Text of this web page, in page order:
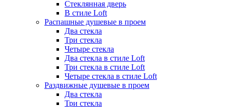
Стеклянная дверь
В стиле Loft
Распашные душевые в проем
Два стекла
Три стекла
Четыре стекла
Два стекла в стиле Loft
Три стекла в стиле Loft
Четыре стекла в стиле Loft
Раздвижные душевые в проем
Два стекла
Три стекла